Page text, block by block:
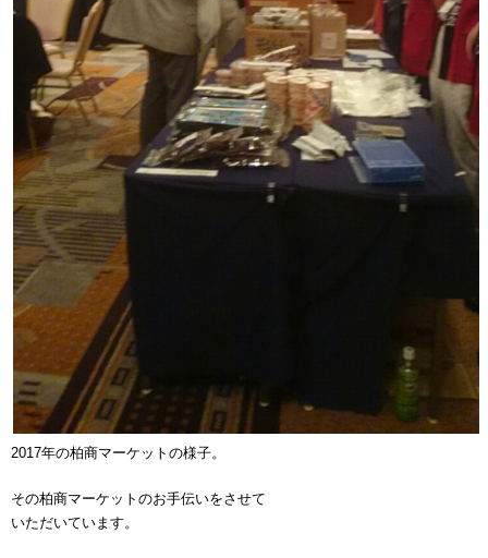
2017年の柏商マーケットの様子。
その柏商マーケットのお手伝いをさせて
いただいています。